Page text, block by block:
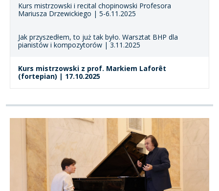
Kurs mistrzowski i recital chopinowski Profesora
Mariusza Drzewickiego | 5-6.11.2025
Jak przyszedłem, to już tak było. Warsztat BHP dla
pianistów i kompozytorów | 3.11.2025
Kurs mistrzowski z prof. Markiem Laforêt
(fortepian) | 17.10.2025